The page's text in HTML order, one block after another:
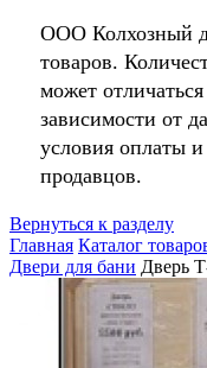
ООО Колхозный
товаров.
может
зависимости от
условия оплаты и
продавцов.
Вернуться к разделу
Главная Каталог
Двери для бани Дверь